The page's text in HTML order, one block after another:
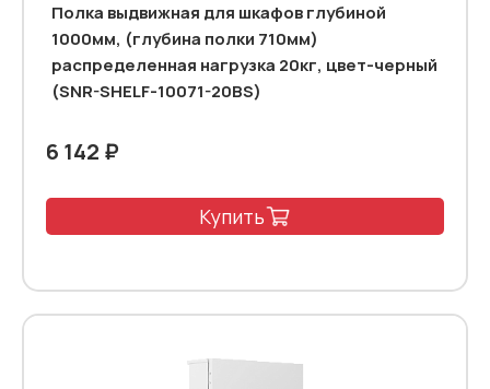
Полка выдвижная для шкафов глубиной
1000мм, (глубина полки 710мм)
распределенная нагрузка 20кг, цвет-черный
(SNR-SHELF-10071-20BS)
6 142 ₽
Купить